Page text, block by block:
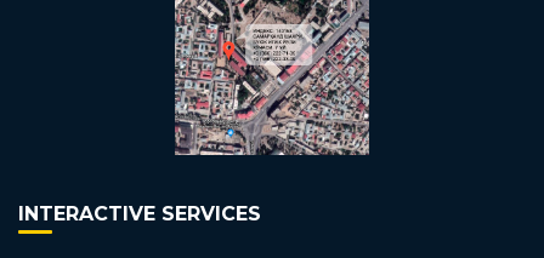
INTERACTIVE SERVICES